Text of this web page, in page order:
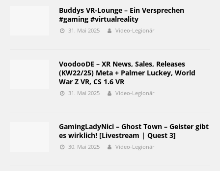
Buddys VR-Lounge – Ein Versprechen
#gaming #virtualreality
31. Mai 2025 Video-Legionär
VoodooDE – XR News, Sales, Releases
(KW22/25) Meta + Palmer Luckey, World
War Z VR, CS 1.6 VR
31. Mai 2025 Video-Legionär
GamingLadyNici – Ghost Town – Geister gibt
es wirklich! [Livestream | Quest 3]
30. Mai 2025 Video-Legionär